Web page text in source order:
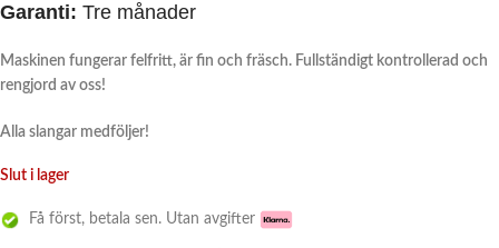
Garanti: Tre månader
Maskinen fungerar felfritt, är fin och fräsch. Fullständigt kontrollerad och
rengjord av oss!
Alla slangar medföljer!
Slut i lager
Få först, betala sen. Utan avgifter